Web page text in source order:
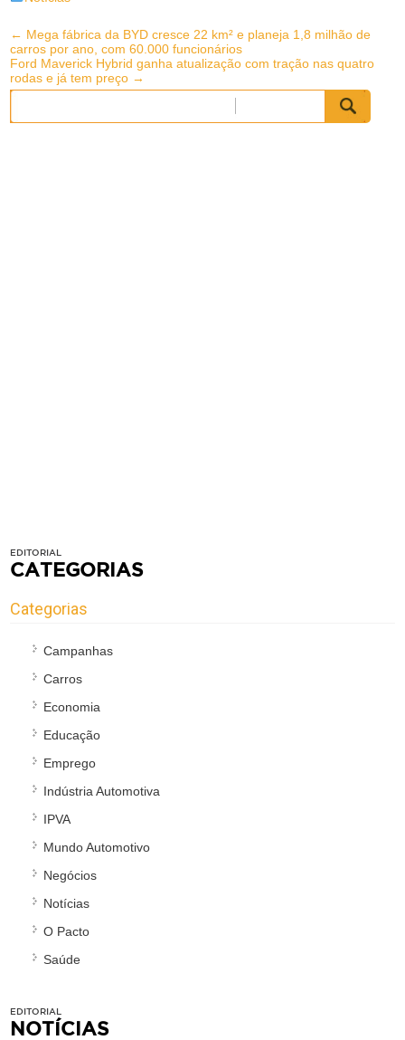
Post
navigation
← Mega fábrica da BYD cresce 22 km² e planeja 1,8 milhão de
carros por ano, com 60.000 funcionários
Ford Maverick Hybrid ganha atualização com tração nas quatro
rodas e já tem preço →
Pesquisar
por:
EDITORIAL
CATEGORIAS
Categorias
Campanhas
Carros
Economia
Educação
Emprego
Indústria Automotiva
IPVA
Mundo Automotivo
Negócios
Notícias
O Pacto
Saúde
EDITORIAL
NOTÍCIAS